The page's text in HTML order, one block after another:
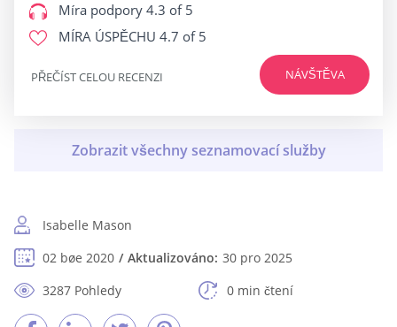
Míra podpory 4.3 of 5
MÍRA ÚSPĚCHU 4.7 of 5
NÁVŠTĚVA
PŘEČÍST CELOU RECENZI
Isabelle Mason
02 bøe 2020
Aktualizováno: 30 pro 2025
3287 Pohledy
0 min čtení